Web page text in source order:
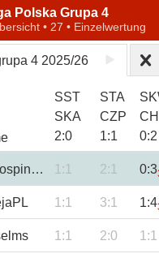
Polska Grupa 4
• 27 • Einzelwertung
4 2025/26
SST
SKA
2:0
STA
CZP
1:1
0:2
🥉 GospinTBG 1:1 2:1 0:3
1:1 3:1 1:4
1:1 2:0 1:1